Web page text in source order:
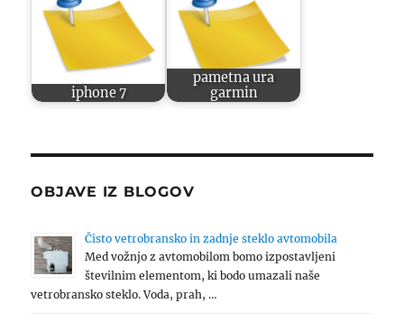
iphone 7
pametna ura
garmin
OBJAVE IZ BLOGOV
Čisto vetrobransko in zadnje steklo avtomobila
Med vožnjo z avtomobilom bomo izpostavljeni
številnim elementom, ki bodo umazali naše
vetrobransko steklo. Voda, prah, …